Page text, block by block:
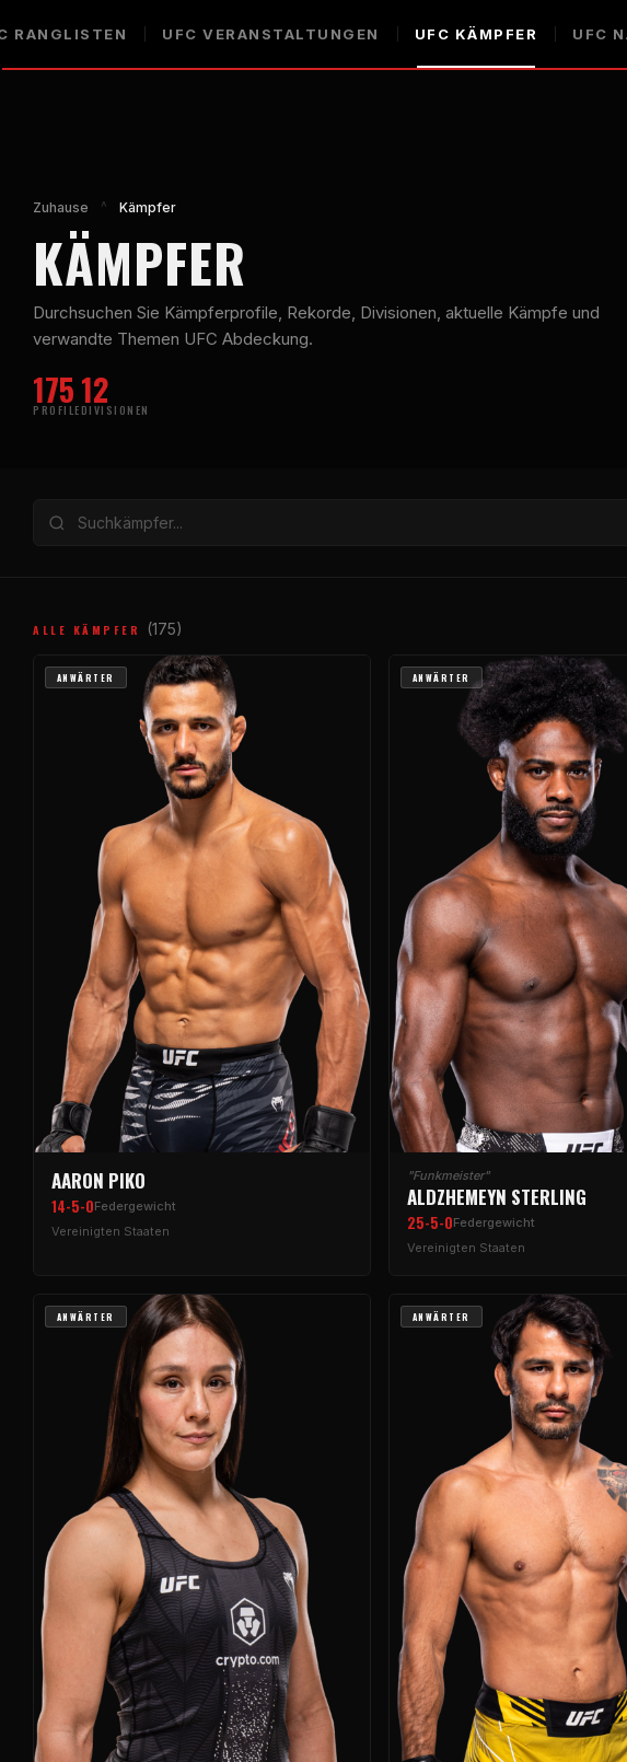
RANGLISTEN UFC VERANSTALTUNGEN UFC KÄMPFER UFC
Zuhause ^ Kämpfer
KÄMPFER
Durchsuchen Sie Kämpferprofile, Rekorde, Divisionen, aktuelle Kämpfe und
verwandte Themen UFC Abdeckung.
175
PROFILE 12
DIVISIONEN
ALLE KÄMPFER (175)
ANWÄRTER
AARON PIKO
14-5-0Federgewicht
Vereinigten Staaten
ANWÄRTER
"Funkmeister"
ALDZHEMEYN STERLING
25-5-0Federgewicht
Vereinigten Staaten
ANWÄRTER ANWÄRTER